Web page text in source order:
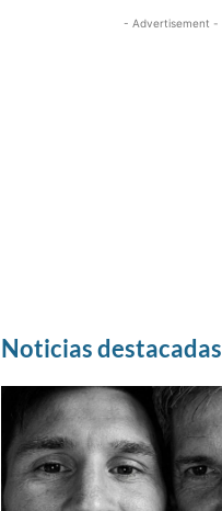
- Advertisement -
Noticias destacadas